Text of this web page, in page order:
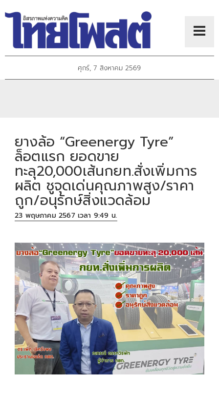
ศุกร์, 7 สิงหาคม 2569
ยางล้อ “Greenergy Tyre”
ล็อตแรก ยอดขาย
ทะลุ20,000เส้นกยท.สั่งเพิ่มการ
ผลิต ชูจุดเด่นคุณภาพสูง/ราคา
ถูก/อนุรักษ์สิ่งแวดล้อม
23 พฤษภาคม 2567 เวลา 9:49 น.